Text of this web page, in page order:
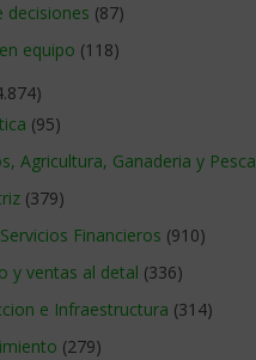
decisiones (87)
equipo (118)
(95)
Agricultura, Ganaderia y Pesca
(379)
Financieros (910)
y ventas al detal (336)
e Infraestructura (314)
(279)